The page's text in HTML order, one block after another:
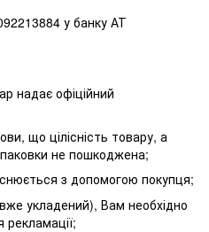
у банку АТ
надає офіційний
що цілісність товару, а
не пошкоджена;
з допомогою покупця;
укладений), Вам необхідно